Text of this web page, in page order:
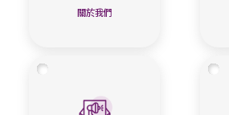
關於我們